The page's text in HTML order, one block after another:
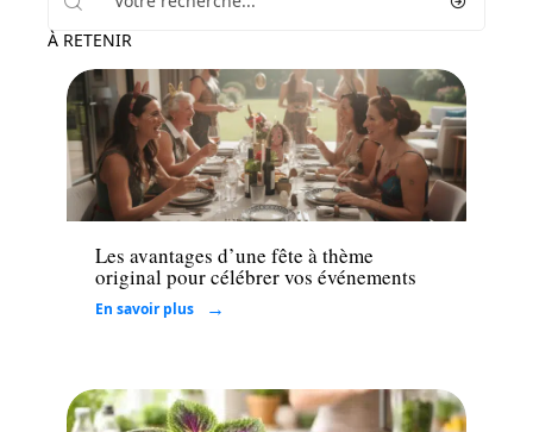
À RETENIR
Famille
Les avantages d’une fête à thème
original pour célébrer vos événements
En savoir plus